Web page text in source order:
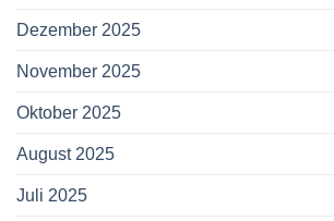
Dezember 2025
November 2025
Oktober 2025
August 2025
Juli 2025